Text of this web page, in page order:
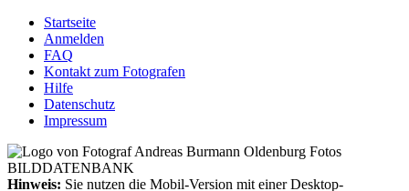
Startseite
Anmelden
FAQ
Kontakt zum Fotografen
Hilfe
Datenschutz
Impressum
Hinweis: Sie nutzen die Mobil-Version mit einer Desktop-